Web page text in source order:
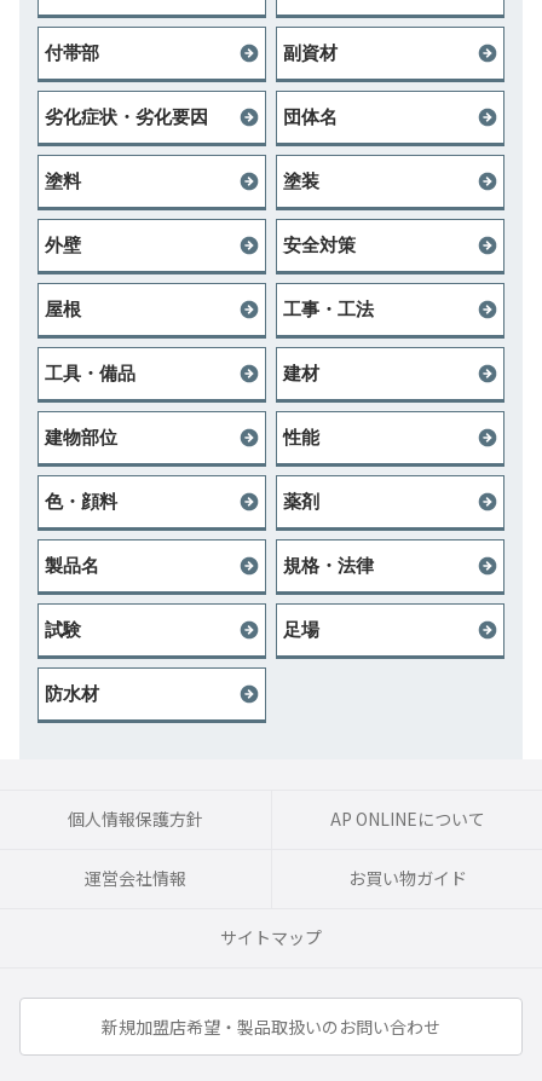
付帯部 副資材
劣化症状・劣化要因 団体名
塗料 塗装
外壁 安全対策
屋根 工事・工法
工具・備品 建材
建物部位 性能
色・顔料 薬剤
製品名 規格・法律
試験 足場
防水材
個人情報保護方針 AP ONLINEについて
運営会社情報 お買い物ガイド
サイトマップ
新規加盟店希望・製品取扱いのお問い合わせ